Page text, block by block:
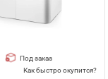
Под заказ
Как быстро окупится?